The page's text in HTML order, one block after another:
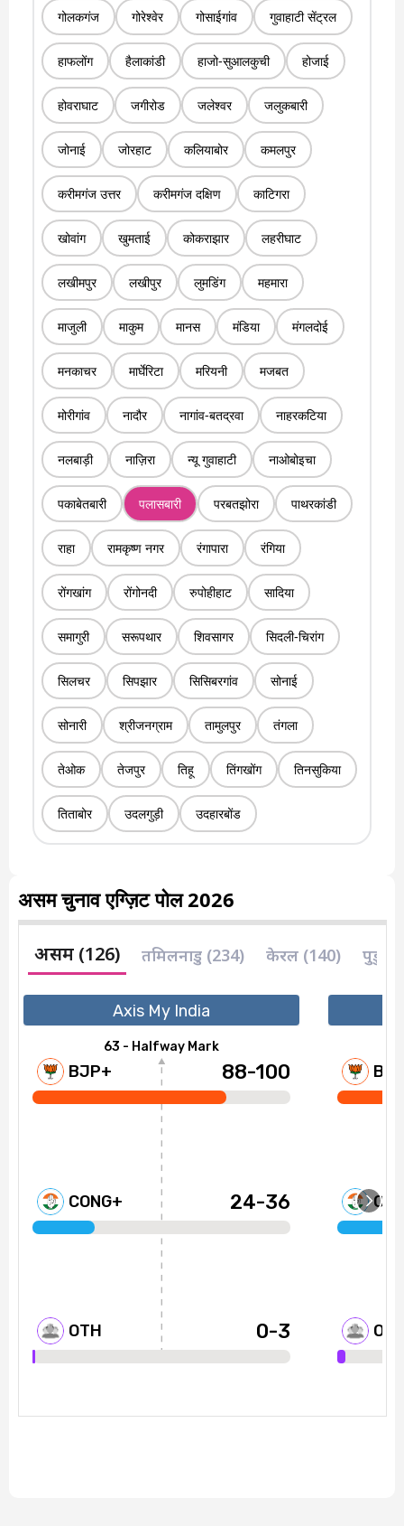
गोलकगंज गोरेश्वेर गोसाईगांव गुवाहाटी सेंट्रल
हाफलोंग हैलाकांडी हाजो-सुआलकुची होजाई
होवराघाट जगीरोड जलेश्वर जलुकबारी
जोनाई जोरहाट कलियाबोर कमलपुर
करीमगंज उत्तर करीमगंज दक्षिण काटिगरा
खोवांग खुमताई कोकराझार लहरीघाट
लखीमपुर लखीपुर लुमडिंग महमारा
माजुली माकुम मानस मंडिया मंगलदोई
मनकाचर मार्घेरिटा मरियनी मजबत
मोरीगांव नादौर नागांव-बतद्रवा नाहरकटिया
नलबाड़ी नाज़िरा न्यू गुवाहाटी नाओबोइचा
पकाबेतबारी पलासबारी परबतझोरा पाथरकांडी
राहा रामकृष्ण नगर रंगापारा रंगिया
रोंगखांग रोंगोनदी रुपोहीहाट सादिया
समागुरी सरूपथार शिवसागर सिदली-चिरांग
सिलचर सिपझार सिसिबरगांव सोनाई
सोनारी श्रीजनग्राम तामुलपुर तंगला
तेओक तेजपुर तिहू तिंगखोंग तिनसुकिया
तिताबोर उदलगुड़ी उदहारबोंड
असम चुनाव एग्ज़िट पोल 2026